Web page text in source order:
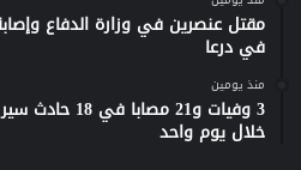
مقتل عنصرين في وزارة الدفاع
في درعا
منذ يومين
3 وفيات و21
خلال يوم واحد